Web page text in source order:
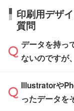
タッフまで
ル」に注文
その締切日
品が決まり
たします。
す。>>対象
※最短出荷日
品ページに
す。(白箱、
【袋入り】
す。(透明袋
【個包装な
※化粧箱から
箱の作成は
日本全国へ
直接納品は
ださい。
印刷用デザ
質問
データを持っ
ないのですが
無料の「デ
PCやスマホ
Illustratorや
ったデータを